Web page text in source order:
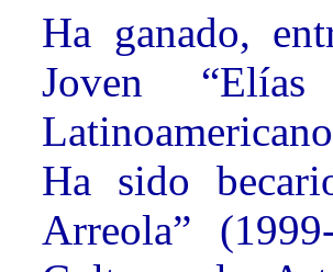
Ha ganado,
Joven
Ha sido
Arreola”